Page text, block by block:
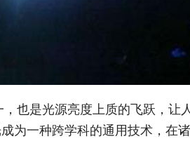
也是光源亮度上质的飞跃，让
为一种跨学科的通用技术，在